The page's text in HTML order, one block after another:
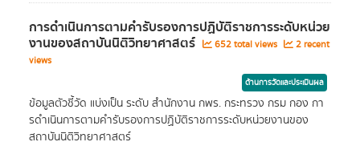
การดําเนินการตามคํารับรองการปฏิบัติราชการระดับหน่วย
งานของสถาบันนิติวิทยาศาสตร์ 652 total views
2 recent
views
ด้านการวัดและประเมินผล
ข้อมูลตัวชี้วัด แบ่งเป็น ระดับ สำนักงาน กพร. กระทรวง กรม กอง กา
รดําเนินการตามคํารับรองการปฏิบัติราชการระดับหน่วยงานของ
สถาบันนิติวิทยาศาสตร์